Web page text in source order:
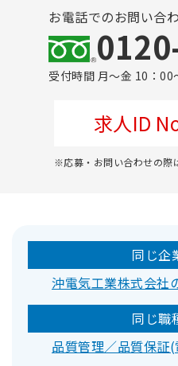
お電話でのお問い合
受付時間 月～金 10：00
求人ID
※応募・お問い合わせの際
同じ企
沖電気工業株式会社
同じ職
品質管理／品質保証